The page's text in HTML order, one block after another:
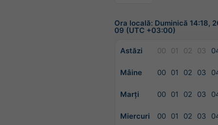
Ora locală: Duminică 14:18,
09 (UTC +03:00)
Astăzi 00 01 02 03
Mâine 00 01 02 03
Marți 00 01 02 03
Miercuri 00 01 02 03